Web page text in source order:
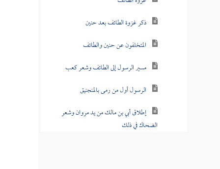
ذكر غزوة الطائف بعد حنين
المتخلفون عن حنين والطائف
مسير الرسول إلى الطائف وشعر كعب
الرسول أول من رمى بالمنجنيق
إطلاق أبي بن مالك من يد مروان وشعر
الضحاك في ذلك